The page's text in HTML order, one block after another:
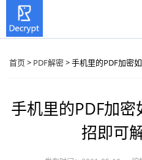
首页> PDF解密> 手机里的PDF加密
手机里的PDF加
招即可